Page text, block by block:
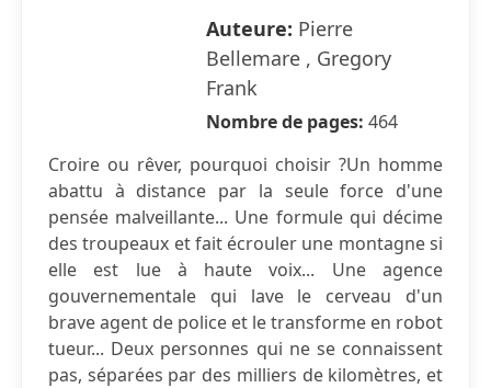
Auteure: Pierre
Bellemare , Gregory
Frank
Nombre de pages: 464
Croire ou rêver, pourquoi choisir ?Un homme
abattu à distance par la seule force d'une
pensée malveillante... Une formule qui décime
des troupeaux et fait écrouler une montagne si
elle est lue à haute voix... Une agence
gouvernementale qui lave le cerveau d'un
brave agent de police et le transforme en robot
tueur... Deux personnes qui ne se connaissent
pas, séparées par des milliers de kilomètres, et